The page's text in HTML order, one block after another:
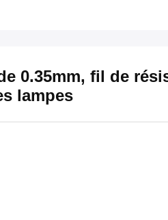
0.35mm, fil de
lampes